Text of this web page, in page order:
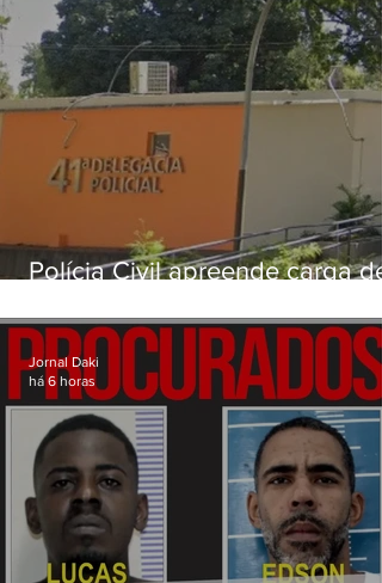
Polícia Civil apreende carga de
3 milhões na Zona Norte do Rio
Jornal Daki
há 6 horas